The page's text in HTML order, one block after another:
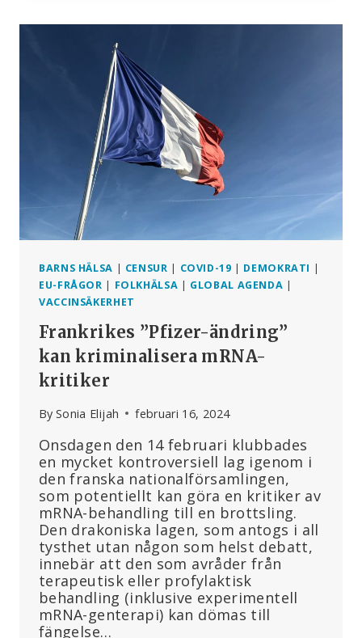
SAFE
PRESENTATIONSBILD
FRÅN
OKTOBER
2020
BARNS HÄLSA | CENSUR | COVID-19 | DEMOKRATI |
EU-FRÅGOR | FOLKHÄLSA | GLOBAL AGENDA |
VACCINSÄKERHET
Frankrikes ”Pfizer-ändring”
kan kriminalisera mRNA-
kritiker
By Sonia Elijah februari 16, 2024
Onsdagen den 14 februari klubbades
en mycket kontroversiell lag igenom i
den franska nationalförsamlingen,
som potentiellt kan göra en kritiker av
mRNA-behandling till en brottsling.
Den drakoniska lagen, som antogs i all
tysthet utan någon som helst debatt,
innebär att den som avråder från
terapeutisk eller profylaktisk
behandling (inklusive experimentell
mRNA-genterapi) kan dömas till
fängelse…